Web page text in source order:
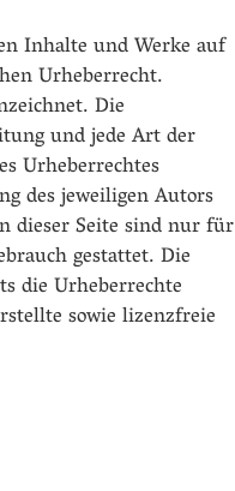
Inhalte und Werke auf
Urheberrecht.
Die
und jede Art der
Urheberrechtes
des jeweiligen Autors
dieser Seite sind nur für
gestattet. Die
die Urheberrechte
sowie lizenzfreie